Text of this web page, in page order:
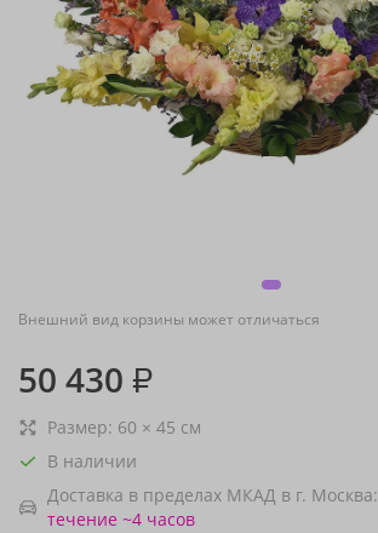
Внешний вид корзины может отличаться
50 430 ₽
Размер: 60 × 45 см
В наличии
Доставка в пределах МКАД в г. Москва:
течение ~4 часов